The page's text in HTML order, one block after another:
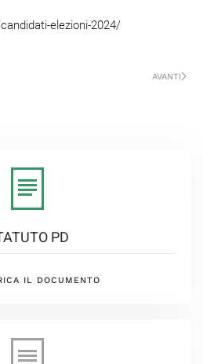
elezioni-2024/
AVANTI
PD
IL DOCUMENTO